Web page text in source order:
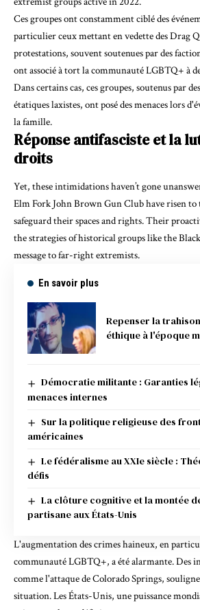
Ces groupes ont constamment ciblé des
particulier ceux mettant en vedette des Drag
protestations, souvent soutenues par des
ont associé à tort la communauté LGBTQ+ à
Dans certains cas, ces groupes, soutenus par
étatiques laxistes, ont posé des menaces lors
la famille.
Réponse antifasciste et la
droits
Yet, these intimidations haven’t gone
Elm Fork John Brown Gun Club have risen to
safeguard their spaces and rights. Their
the strategies of historical groups like the
message to far-right extremists.
En savoir plus
Repenser la
éthique à l'époque
Démocratie militante : Garanties
menaces internes
Sur la politique religieuse des
américaines
Le fédéralisme au XXIe siècle :
défis
La clôture cognitive et la montée
partisane aux États-Unis
L'augmentation des crimes haineux, en
communauté LGBTQ+, a été alarmante. Des
comme l'attaque de Colorado Springs,
situation. Les États-Unis, une puissance